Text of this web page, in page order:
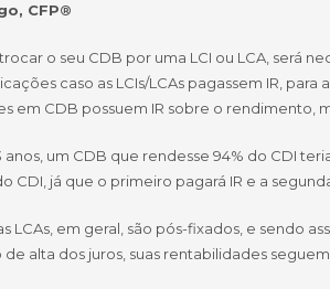
CFP®
o seu CDB por uma LCI ou LCA, será
caso as LCIs/LCAs pagassem IR,
em CDB possuem IR sobre o rendimento,
um CDB que rendesse 94% do CDI
CDI, já que o primeiro pagará IR e a
LCAs, em geral, são pós-fixados, e sendo
alta dos juros, suas rentabilidades